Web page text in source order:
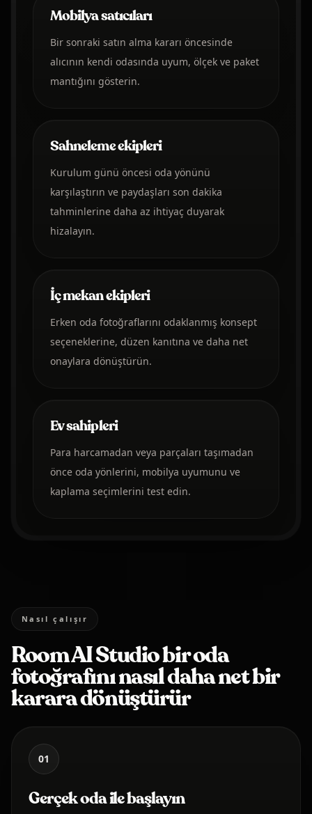
Mobilya satıcıları
Bir sonraki satın alma kararı öncesinde
alıcının kendi odasında uyum, ölçek ve paket
mantığını gösterin.
Sahneleme ekipleri
Kurulum günü öncesi oda yönünü
karşılaştırın ve paydaşları son dakika
tahminlerine daha az ihtiyaç duyarak
hizalayın.
İç mekan ekipleri
Erken oda fotoğraflarını odaklanmış konsept
seçeneklerine, düzen kanıtına ve daha net
onaylara dönüştürün.
Ev sahipleri
Para harcamadan veya parçaları taşımadan
önce oda yönlerini, mobilya uyumunu ve
kaplama seçimlerini test edin.
Nasıl çalışır
Room AI Studio bir oda
fotoğrafını nasıl daha net bir
karara dönüştürür
01
Gerçek oda ile başlayın